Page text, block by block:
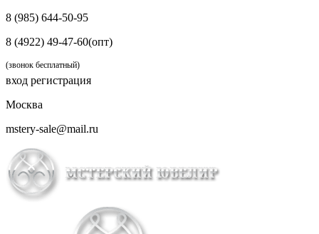
8 (985) 644-50-95
8 (4922) 49-47-60(опт)
(звонок бесплатный)
вход регистрация
Москва
mstery-sale@mail.ru